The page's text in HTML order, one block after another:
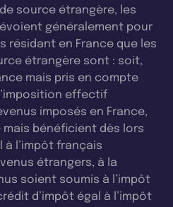
source étrangère, les
généralement pour
résidant en France que les
étrangère sont : soit,
mais pris en compte
effectif
imposés en France,
mais bénéficient dès lors
à l’impôt français
étrangers, à la
soient soumis à l’impôt
d’impôt égal à l’impôt